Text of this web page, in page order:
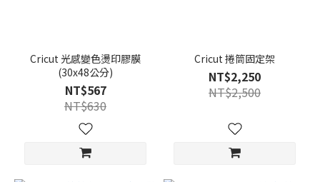
Cricut 光感變色燙印膠膜
(30x48公分)
NT$567
NT$630
Cricut 捲筒固定架
NT$2,250
NT$2,500